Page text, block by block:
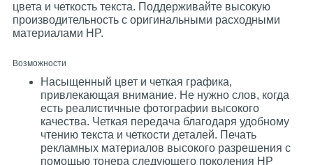
цвета и четкость текста. Поддерживайте высокую
производительность с оригинальными расходными
материалами HP.
Возможности
Насыщенный цвет и четкая графика,
привлекающая внимание. Не нужно слов, когда
есть реалистичные фотографии высокого
качества. Четкая передача благодаря удобному
чтению текста и четкости деталей. Печать
рекламных материалов высокого разрешения с
помощью тонера следующего поколения HP